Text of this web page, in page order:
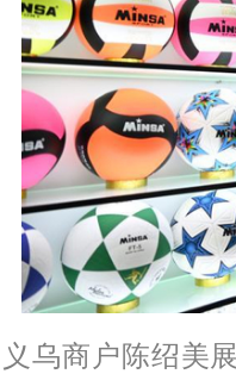
义乌商户陈绍美